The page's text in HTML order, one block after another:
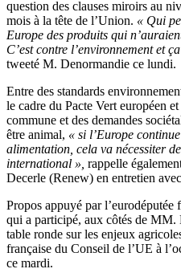
question des clauses miroirs au
mois à la tête de l’Union. « Qui
Europe des produits qui
C’est contre l’environnement et
tweeté M. Denormandie ce lundi.
Entre des standards
le cadre du Pacte Vert européen
commune et des demandes
être animal, « si l’Europe
alimentation, cela va nécessiter
international », rappelle
Decerle (Renew) en entretien
Propos appuyé par
qui a participé, aux côtés de MM.
table ronde sur les enjeux
française du Conseil de l’UE à
ce mardi.